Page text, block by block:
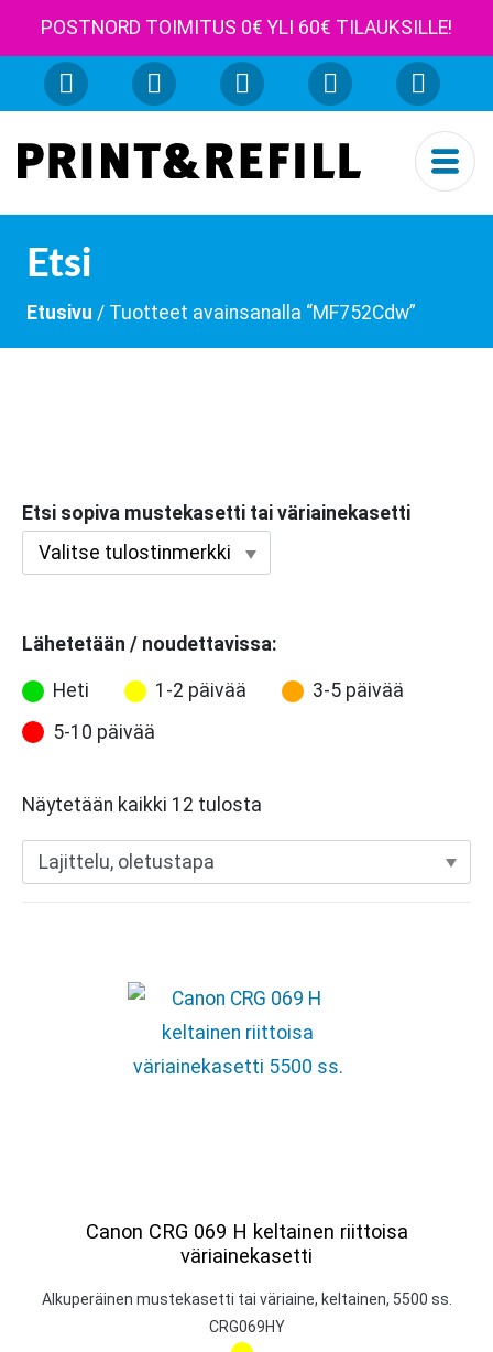
POSTNORD TOIMITUS 0€ YLI 60€ TILAUKSILLE!
Etsi
Etusivu / Tuotteet avainsanalla “MF752Cdw”
Etsi sopiva mustekasetti tai väriainekasetti
Lähetetään / noudettavissa:
Heti 1-2 päivää
3-5 päivää
5-10 päivää
Näytetään kaikki 12 tulosta
Canon CRG 069 H keltainen riittoisa
väriainekasetti
Alkuperäinen mustekasetti tai väriaine, keltainen, 5500 ss.
CRG069HY